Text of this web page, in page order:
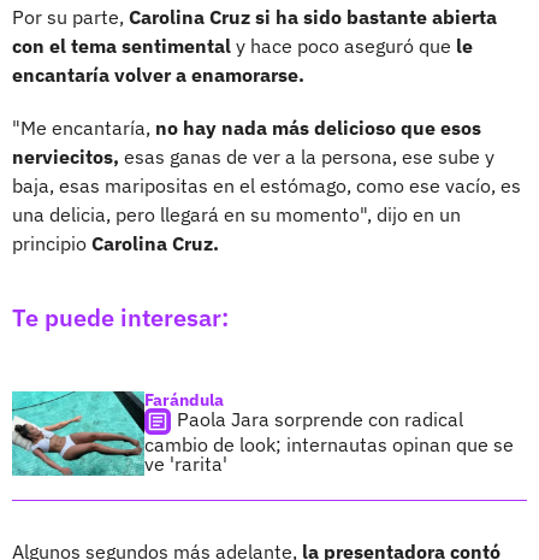
Por su parte, Carolina Cruz si ha sido bastante abierta
con el tema sentimental y hace poco aseguró que le
encantaría volver a enamorarse.
"Me encantaría, no hay nada más delicioso que esos
nerviecitos, esas ganas de ver a la persona, ese sube y
baja, esas maripositas en el estómago, como ese vacío, es
una delicia, pero llegará en su momento", dijo en un
principio Carolina Cruz.
Te puede interesar:
Farándula
Paola Jara sorprende con radical
cambio de look; internautas opinan que se
ve 'rarita'
Algunos segundos más adelante, la presentadora contó